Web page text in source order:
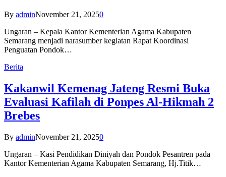
By adminNovember 21, 20250
Ungaran – Kepala Kantor Kementerian Agama Kabupaten
Semarang menjadi narasumber kegiatan Rapat Koordinasi
Penguatan Pondok…
Berita
Kakanwil Kemenag Jateng Resmi Buka
Evaluasi Kafilah di Ponpes Al-Hikmah 2
Brebes
By adminNovember 21, 20250
Ungaran – Kasi Pendidikan Diniyah dan Pondok Pesantren pada
Kantor Kementerian Agama Kabupaten Semarang, Hj.Titik…